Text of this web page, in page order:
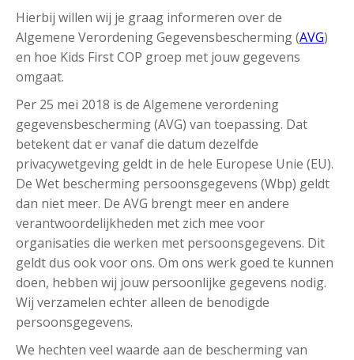
Hierbij willen wij je graag informeren over de
Algemene Verordening Gegevensbescherming (AVG)
en hoe Kids First COP groep met jouw gegevens
omgaat.
Per 25 mei 2018 is de Algemene verordening
gegevensbescherming (AVG) van toepassing. Dat
betekent dat er vanaf die datum dezelfde
privacywetgeving geldt in de hele Europese Unie (EU).
De Wet bescherming persoonsgegevens (Wbp) geldt
dan niet meer. De AVG brengt meer en andere
verantwoordelijkheden met zich mee voor
organisaties die werken met persoonsgegevens. Dit
geldt dus ook voor ons. Om ons werk goed te kunnen
doen, hebben wij jouw persoonlijke gegevens nodig.
Wij verzamelen echter alleen de benodigde
persoonsgegevens.
We hechten veel waarde aan de bescherming van